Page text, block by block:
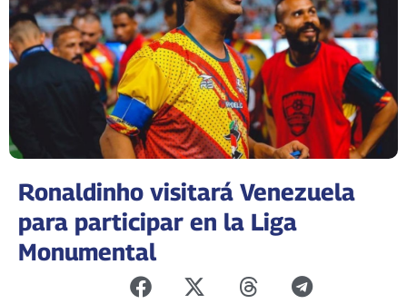
Ronaldinho visitará Venezuela
para participar en la Liga
Monumental